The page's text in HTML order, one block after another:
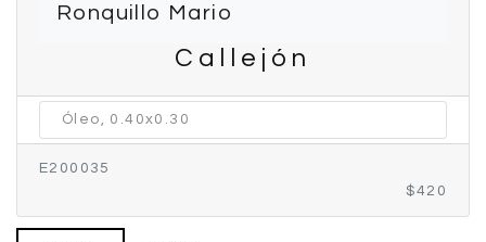
Ronquillo Mario
Callejón
Óleo, 0.40x0.30
E200035
$420